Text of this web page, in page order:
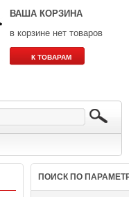
ВАША КОРЗИНА
в корзине нет товаров
ПОИСК ПО